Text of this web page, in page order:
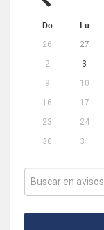
Do Lu
26 27
2
3
9
10
16
17
23
24
30
31